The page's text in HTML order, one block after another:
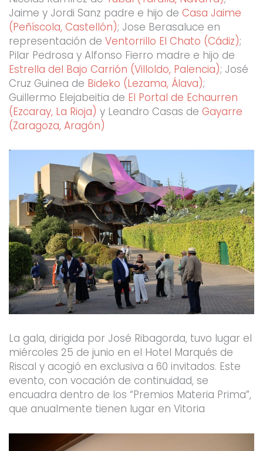
Jaime y Jordi Sanz padre e hijo de Casa Jaime
(Peñíscola, Castellón); Jose Berasaluce en
representación de Ventorrillo El Chato (Cádiz);
Pilar Pedrosa y Alfonso Fierro madre e hijo de
Estrella del Bajo Carrión (Villoldo, Palencia); José
Cruz Guinea de Bideko (Lezama, Álava);
Guillermo Elejabeitia de El Portal de Echaurren
(Ezcaray, La Rioja) y Leandro Casas de Gayarre
(Zaragoza, Aragón)
La gala, dirigida por José Ribagorda, tuvo lugar el
miércoles 25 de junio en el Hotel Marqués de
Riscal y acogió en exclusiva a 60 invitados. Este
evento, con vocación de continuidad, se
encuadra dentro de los “Premios Materia Prima”,
que anualmente tienen lugar en Vitoria